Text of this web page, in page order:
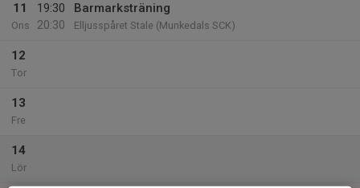
11
Ons
19:30
20:30
Barmarksträning
Elljusspåret Stale (Munkedals SCK)
12
Tor
13
Fre
14
Lör